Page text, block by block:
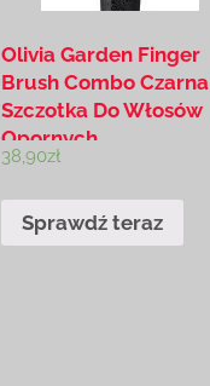
Olivia Garden Finger
Brush Combo Czarna
Szczotka Do Włosów
Opornych
38,90zł
Sprawdź teraz